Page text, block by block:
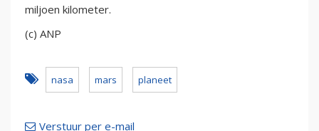
miljoen kilometer.
(c) ANP
nasa mars planeet
Verstuur per e-mail